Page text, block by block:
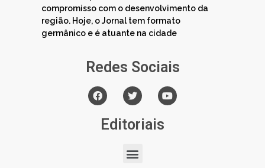
compromisso com o desenvolvimento da
região. Hoje, o Jornal tem formato
germânico e é atuante na cidade
Redes Sociais
Editoriais